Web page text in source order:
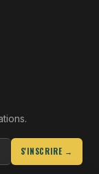
S'INSCRIRE →